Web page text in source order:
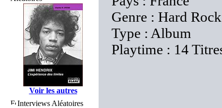
Voir les autres
Interviews Aléatoires
Genre : Hard Rock
Type : Album
Playtime : 14